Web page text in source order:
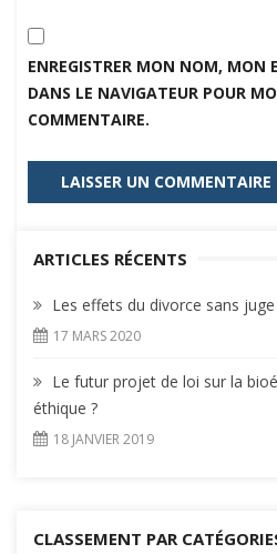
ENREGISTRER MON NOM, MON
DANS LE NAVIGATEUR POUR
COMMENTAIRE.
ARTICLES RÉCENTS
Les effets du divorce sans
17 MARS 2020
Le futur projet de loi sur la
éthique ?
18 JANVIER 2019
CLASSEMENT PAR